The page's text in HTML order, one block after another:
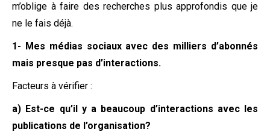
m’oblige à faire des recherches plus approfondis que je
ne le fais déjà.
1- Mes médias sociaux avec des milliers d’abonnés
mais presque pas d’interactions.
Facteurs à vérifier :
a) Est-ce qu’il y a beaucoup d’interactions avec les
publications de l’organisation?